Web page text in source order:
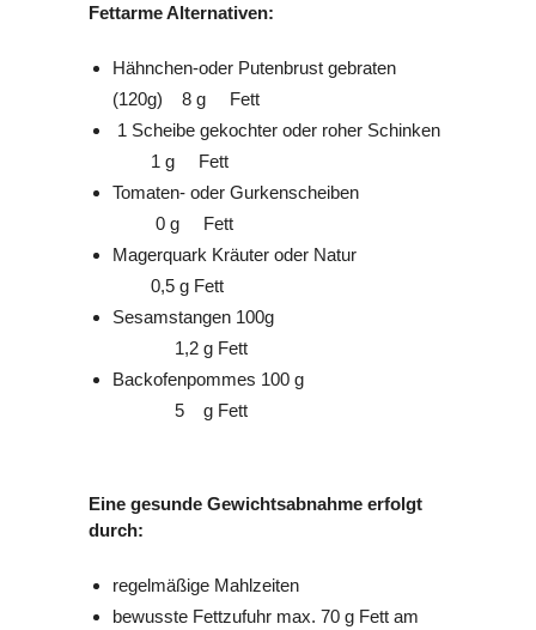
Fettarme Alternativen:
Hähnchen-oder Putenbrust gebraten
(120g) 8 g Fett
1 Scheibe gekochter oder roher Schinken
1 g Fett
Tomaten- oder Gurkenscheiben
0 g Fett
Magerquark Kräuter oder Natur
0,5 g Fett
Sesamstangen 100g
1,2 g Fett
Backofenpommes 100 g
5 g Fett
Eine gesunde Gewichtsabnahme erfolgt
durch:
regelmäßige Mahlzeiten
bewusste Fettzufuhr max. 70 g Fett am